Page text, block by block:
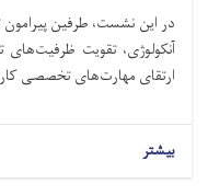
در این نشست، طرفین
آنکولوژی، تقویت
ارتقای مهارت‌های تخصصی
بیشتر